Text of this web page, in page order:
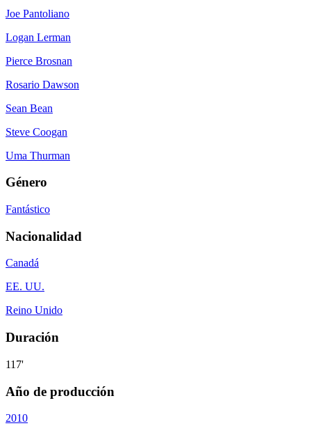
Joe Pantoliano
Logan Lerman
Pierce Brosnan
Rosario Dawson
Sean Bean
Steve Coogan
Uma Thurman
Género
Fantástico
Nacionalidad
Canadá
EE. UU.
Reino Unido
Duración
117'
Año de producción
2010